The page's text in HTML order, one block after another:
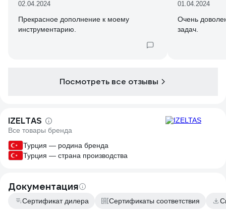
02.04.2024
Прекрасное дополнение к моему
инструментарию.
01.04.2024
Очень
задач.
Посмотреть все отзывы
IZELTAS
Все товары бренда
Турция — родина бренда
Турция — страна производства
Документация
Сертификат дилера Сертификаты соответствия